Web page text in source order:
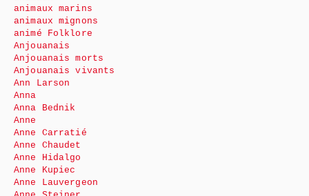
animaux marins
animaux mignons
animé Folklore
Anjouanais
Anjouanais morts
Anjouanais vivants
Ann Larson
Anna
Anna Bednik
Anne
Anne Carratié
Anne Chaudet
Anne Hidalgo
Anne Kupiec
Anne Lauvergeon